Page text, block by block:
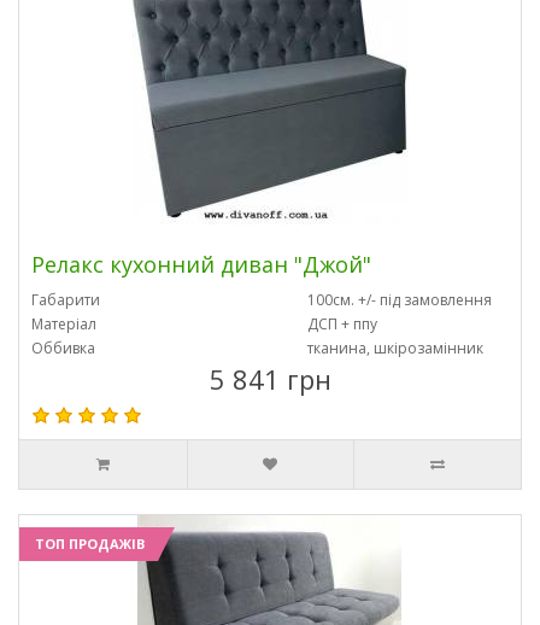
Релакс кухонний диван "Джой"
Габарити
100см. +/- під замовлення
Матеріал
ДСП + ппу
Оббивка
тканина, шкірозамінник
5 841 грн
ТОП ПРОДАЖІВ